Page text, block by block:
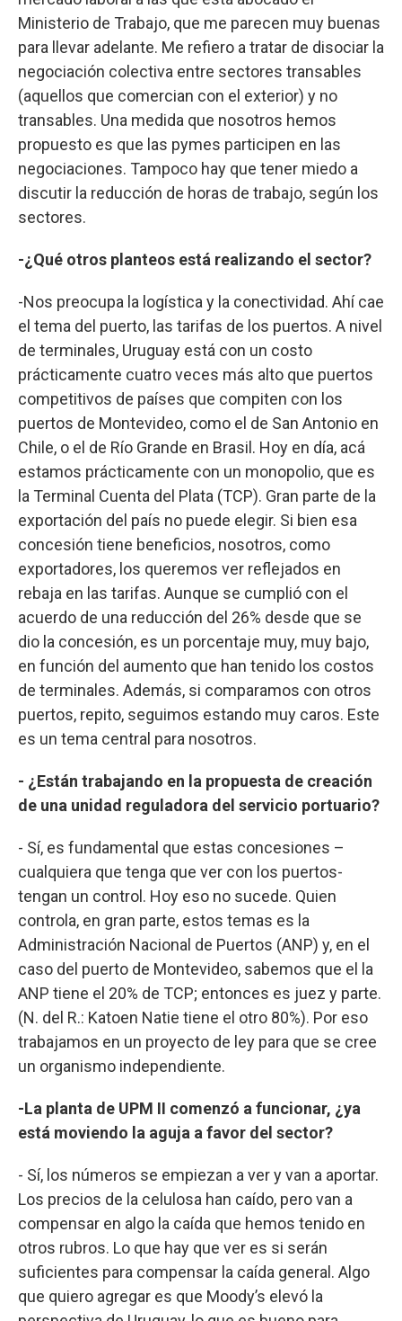
Ministerio de Trabajo, que me parecen muy buenas
para llevar adelante. Me refiero a tratar de disociar la
negociación colectiva entre sectores transables
(aquellos que comercian con el exterior) y no
transables. Una medida que nosotros hemos
propuesto es que las pymes participen en las
negociaciones. Tampoco hay que tener miedo a
discutir la reducción de horas de trabajo, según los
sectores.
-¿Qué otros planteos está realizando el sector?
-Nos preocupa la logística y la conectividad. Ahí cae
el tema del puerto, las tarifas de los puertos. A nivel
de terminales, Uruguay está con un costo
prácticamente cuatro veces más alto que puertos
competitivos de países que compiten con los
puertos de Montevideo, como el de San Antonio en
Chile, o el de Río Grande en Brasil. Hoy en día, acá
estamos prácticamente con un monopolio, que es
la Terminal Cuenta del Plata (TCP). Gran parte de la
exportación del país no puede elegir. Si bien esa
concesión tiene beneficios, nosotros, como
exportadores, los queremos ver reflejados en
rebaja en las tarifas. Aunque se cumplió con el
acuerdo de una reducción del 26% desde que se
dio la concesión, es un porcentaje muy, muy bajo,
en función del aumento que han tenido los costos
de terminales. Además, si comparamos con otros
puertos, repito, seguimos estando muy caros. Este
es un tema central para nosotros.
- ¿Están trabajando en la propuesta de creación
de una unidad reguladora del servicio portuario?
- Sí, es fundamental que estas concesiones –
cualquiera que tenga que ver con los puertos-
tengan un control. Hoy eso no sucede. Quien
controla, en gran parte, estos temas es la
Administración Nacional de Puertos (ANP) y, en el
caso del puerto de Montevideo, sabemos que el la
ANP tiene el 20% de TCP; entonces es juez y parte.
(N. del R.: Katoen Natie tiene el otro 80%). Por eso
trabajamos en un proyecto de ley para que se cree
un organismo independiente.
-La planta de UPM II comenzó a funcionar, ¿ya
está moviendo la aguja a favor del sector?
- Sí, los números se empiezan a ver y van a aportar.
Los precios de la celulosa han caído, pero van a
compensar en algo la caída que hemos tenido en
otros rubros. Lo que hay que ver es si serán
suficientes para compensar la caída general. Algo
que quiero agregar es que Moody’s elevó la